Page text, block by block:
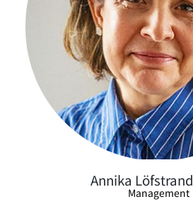
Annika
Management